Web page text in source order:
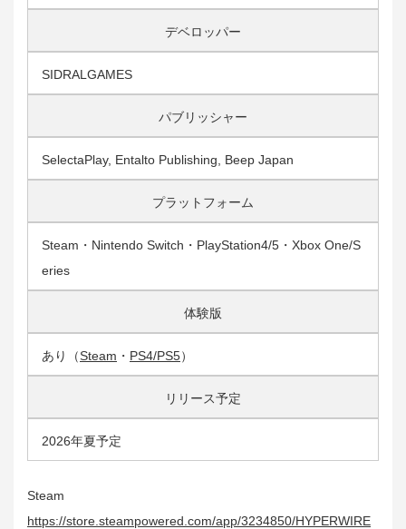
デベロッパー
SIDRALGAMES
パブリッシャー
SelectaPlay, Entalto Publishing, Beep Japan
プラットフォーム
Steam・Nintendo Switch・PlayStation4/5・Xbox One/S
eries
体験版
あり（Steam ・ PS4/PS5）
リリース予定
2026年夏予定
Steam
https://store.steampowered.com/app/3234850/HYPERWIRE